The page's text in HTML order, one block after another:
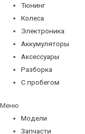
Тюнинг
Колеса
Электроника
Аккумуляторы
Аксессуары
Разборка
С пробегом
Меню
Модели
Запчасти